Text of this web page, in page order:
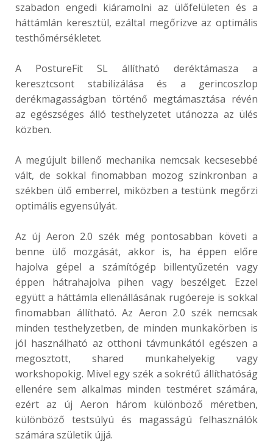
szabadon engedi kiáramolni az ülőfelületen és a
háttámlán keresztül, ezáltal megőrizve az optimális
testhőmérsékletet.
A PostureFit SL állítható deréktámasza a
keresztcsont stabilizálása és a gerincoszlop
derékmagasságban történő megtámasztása révén
az egészséges álló testhelyzetet utánozza az ülés
közben.
A megújult billenő mechanika nemcsak kecsesebbé
vált, de sokkal finomabban mozog szinkronban a
székben ülő emberrel, miközben a testünk megőrzi
optimális egyensúlyát.
Az új Aeron 2.0 szék még pontosabban követi a
benne ülő mozgását, akkor is, ha éppen előre
hajolva gépel a számítógép billentyűzetén vagy
éppen hátrahajolva pihen vagy beszélget. Ezzel
együtt a háttámla ellenállásának rugóereje is sokkal
finomabban állítható. Az Aeron 2.0 szék nemcsak
minden testhelyzetben, de minden munkakörben is
jól használható az otthoni távmunkától egészen a
megosztott, shared munkahelyekig vagy
workshopokig. Mivel egy szék a sokrétű állíthatóság
ellenére sem alkalmas minden testméret számára,
ezért az új Aeron három különböző méretben,
különböző testsúlyú és magasságú felhasználók
számára születik újjá.